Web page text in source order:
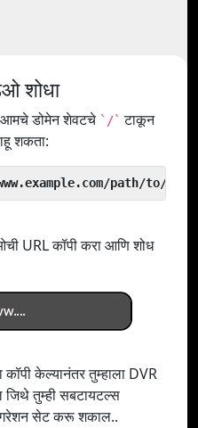
शोधा
आमचे डोमेन शेवटचे `/` टाकून
शकता:
path/to/
URL कॉपी करा आणि शोध
कॉपी केल्यानंतर तुम्हाला DVR
तुम्ही सबटायटल्स
सेट करू शकाल..